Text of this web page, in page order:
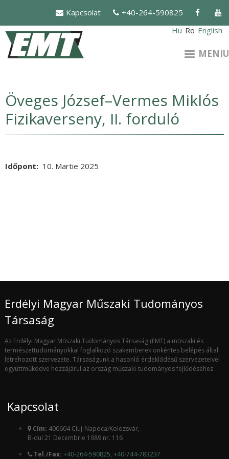
conţinutul
principal
Kapcsolat
+40-264-590825
Hu Ro English
MENIU
Öveges József–Vermes Miklós
Fizikaverseny, II. forduló
Időpont 10. Martie 2025
Erdélyi Magyar Műszaki Tudományos
Társaság
Az Erdélyi Magyar Műszaki Tudományos Társaság (EMT) a műszaki és
természettudományokkal foglalkozó szakemberek önkéntes belépés által
létrehozott szervezete. Társaságunk a hasonló érdeklődésű szervezeteivel
együttműködve hozzájárul az ország műszaki-tudományos fejlődéséhez.
Kapcsolat
Cím: 400604 Cluj-Napoca/Kolozsvár,
B-dul 21 Decembrie 1989 nr. 116
Tel./Fax: +40-264-590825, +40-744-783237